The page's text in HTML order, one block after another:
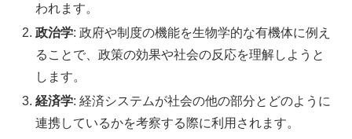
われます。
政治学: 政府や制度の機能を生物学的な有機体に例え
ることで、政策の効果や社会の反応を理解しようと
します。
経済学: 経済システムが社会の他の部分とどのように
連携しているかを考察する際に利用されます。